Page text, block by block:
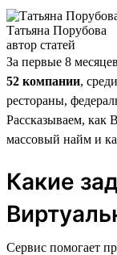
Татьяна Порубова
автор статей
За первые 8
52 компании,
рестораны,
Рассказываем, как
массовый найм и
Какие
Сервис помогает